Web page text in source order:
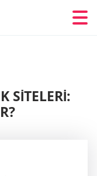
SITELERI: